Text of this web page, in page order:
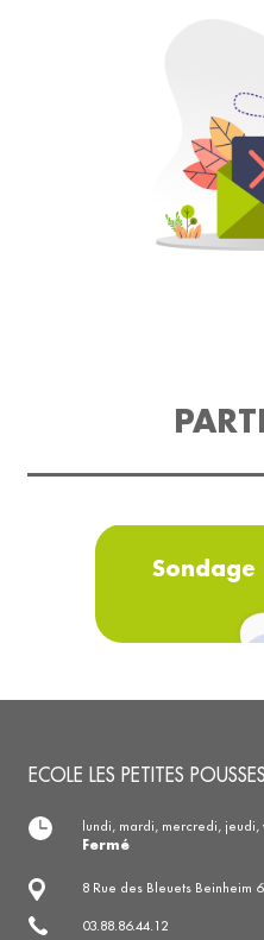
Sondage
ECOLE LES PETITES POUSSES
8 Rue des Bleuets Beinheim
03.88.86.44.12
lundi, mardi, mercredi,
Fermé